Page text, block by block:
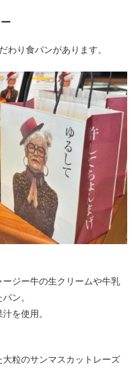
わり食パンがあります。
ジー牛の生クリームや牛乳
ン。
を使用。
粒のサンマスカットレーズ